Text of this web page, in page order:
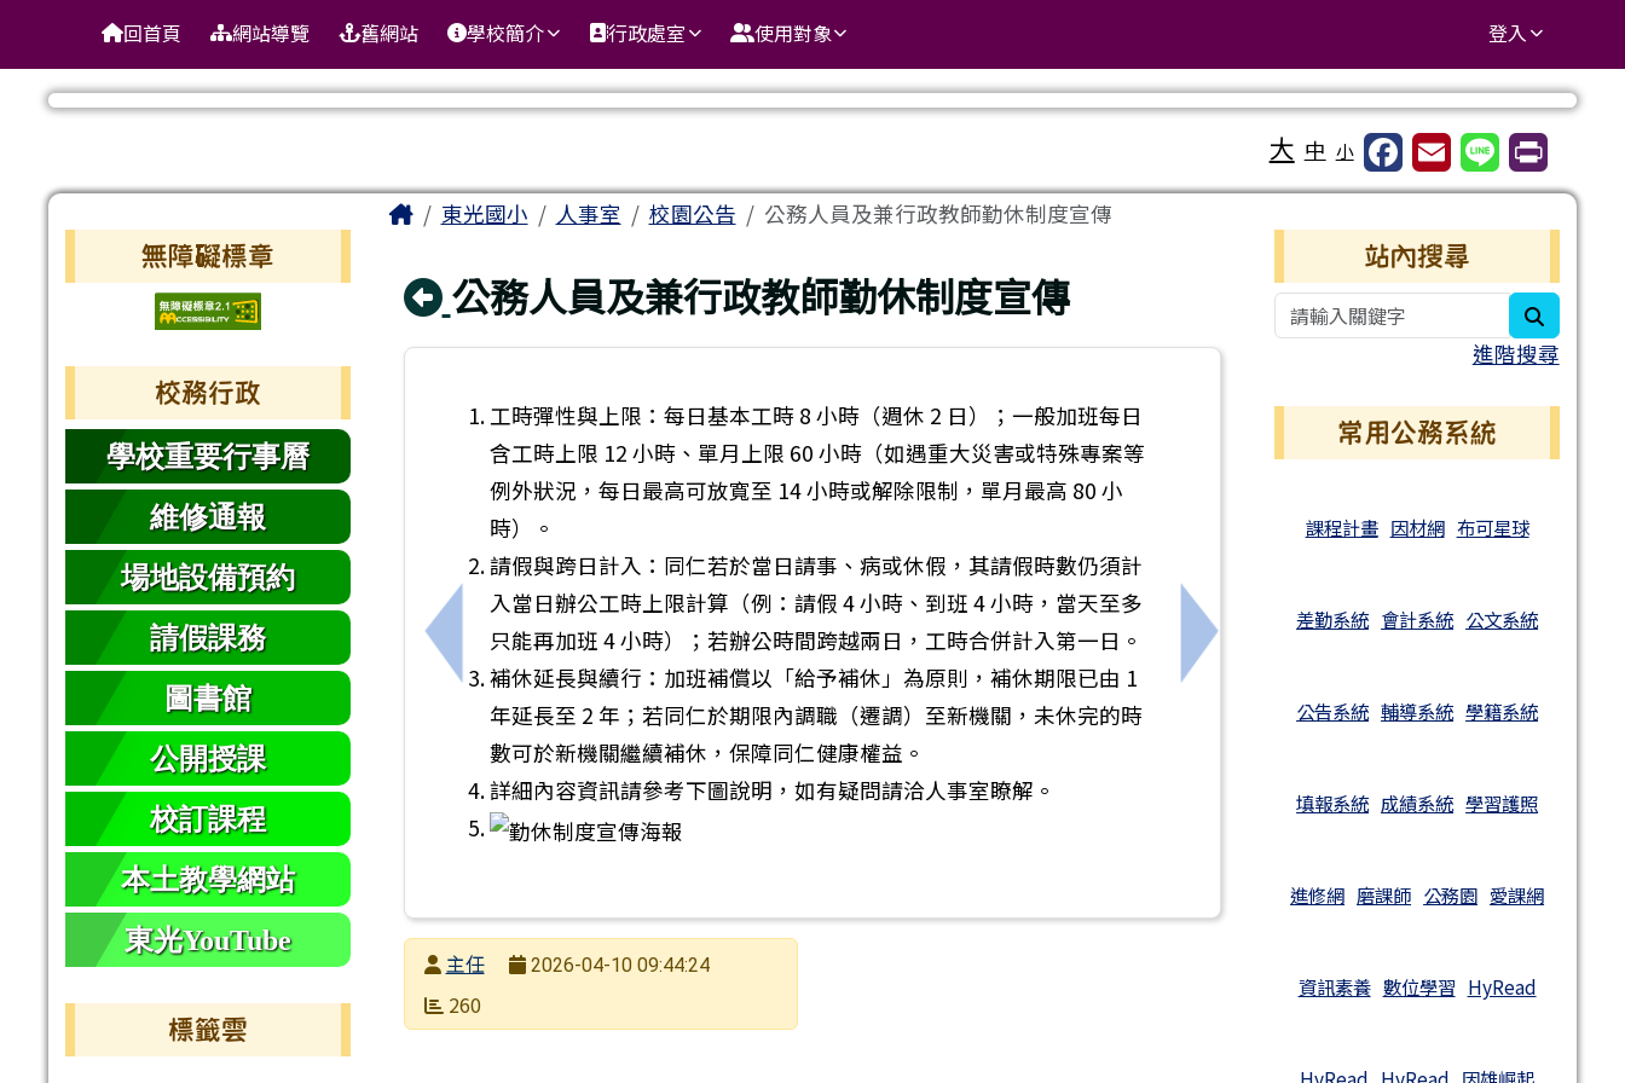
臺南市東區東光國民小學
導覽列 回首頁 網站導覽 舊網站 學校簡介 行政處室 使用對象 登入
大 中 小
左邊區域內容
無障礙標章
校務行政
學校重要行事曆
維修通報
場地設備預約
請假課務
圖書館
公開授課
校訂課程
本土教學網站
東光YouTube
標籤雲
主內容區域
Home東光國小 人事室 校園公告 公務人員及兼行政教師勤休制度宣傳
回上頁
公務人員及兼行政教師勤休制度宣傳
上一筆：教育部福利資訊-遠傳電信【4月優惠方案】
工時彈性與上限：每日基本工時 8 小時（週休 2 日）；一般加班每日
含工時上限 12 小時、單月上限 60 小時（如遇重大災害或特殊專案等
例外狀況，每日最高可放寬至 14 小時或解除限制，單月最高 80 小
時）。
請假與跨日計入：同仁若於當日請事、病或休假，其請假時數仍須計
入當日辦公工時上限計算（例：請假 4 小時、到班 4 小時，當天至多
只能再加班 4 小時）；若辦公時間跨越兩日，工時合併計入第一日。
補休延長與續行：加班補償以「給予補休」為原則，補休期限已由 1
年延長至 2 年；若同仁於期限內調職（遷調）至新機關，未休完的時
數可於新機關繼續補休，保障同仁健康權益。
詳細內容資訊請參考下圖說明，如有疑問請洽人事室瞭解。
下一筆：112年至115年全國公教員工旅遊
發布者
主任
發布日期
2026-04-10 09:44:24
瀏覽次數
260
右邊區域內容
站內搜尋
進階搜尋
常用公務系統
課程計畫 因材網 布可星球
差勤系統 會計系統 公文系統
公告系統 輔導系統 學籍系統
填報系統 成績系統 學習護照
進修網 磨課師 公務園 愛課網
資訊素養 數位學習 HyRead
頁尾區域